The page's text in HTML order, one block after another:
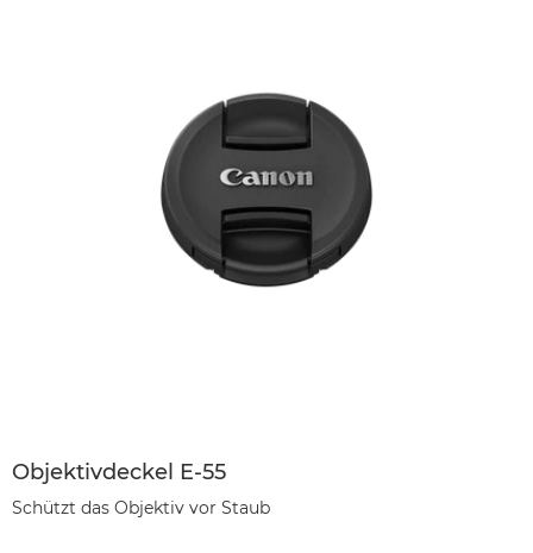
Objektivdeckel E-55
Schützt das Objektiv vor Staub